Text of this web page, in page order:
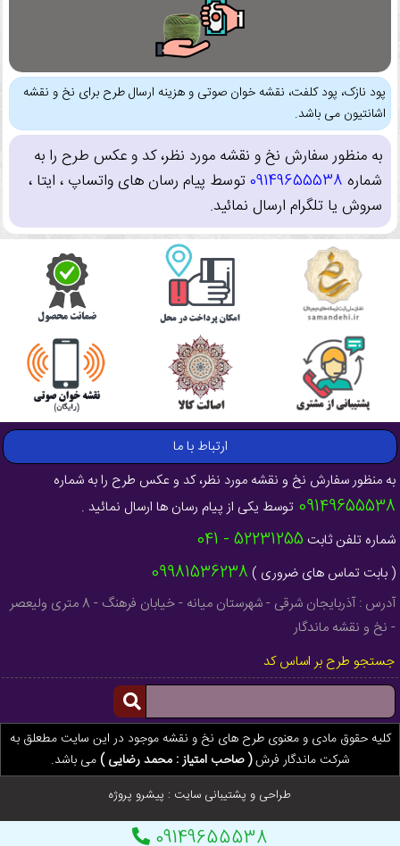
پود نازک، پود کلفت، نقشه خوان صوتی و هزینه ارسال طرح برای نخ و نقشه
اشانتیون می باشد.
به منظور سفارش نخ و نقشه مورد نظر، کد و عکس طرح را به
شماره 09149655538توسط پیام رسان های واتساپ ، ایتا ،
سروش یا تلگرام ارسال نمائید.
ارتباط با ما
به منظور سفارش نخ و نقشه مورد نظر، کد و عکس طرح را به شماره
09149655538 توسط یکی از پیام رسان ها ارسال نمائید .
شماره تلفن ثابت 52231255 - 041
( بابت تماس های ضروری ) 09981536238
آدرس : آذربایجان شرقی - شهرستان میانه - خیابان فرهنگ - 8 متری ولیعصر
- نخ و نقشه ماندگار
جستجو طرح بر اساس کد
کلیه حقوق مادی و معنوی طرح های نخ و نقشه موجود در این سایت مطعلق به
شرکت ماندگار فرش( صاحب امتیاز : محمد رضایی )می باشد.
طراحی و پشتیبانی سایت : پیشرو پروژه
09149655538